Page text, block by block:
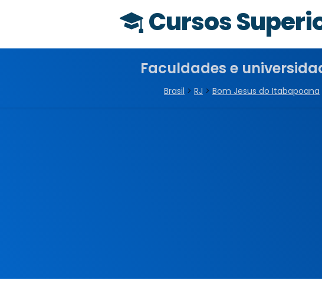
Cursos
Faculdades e
Brasil > RJ > Bom Jesus do Itabapoana